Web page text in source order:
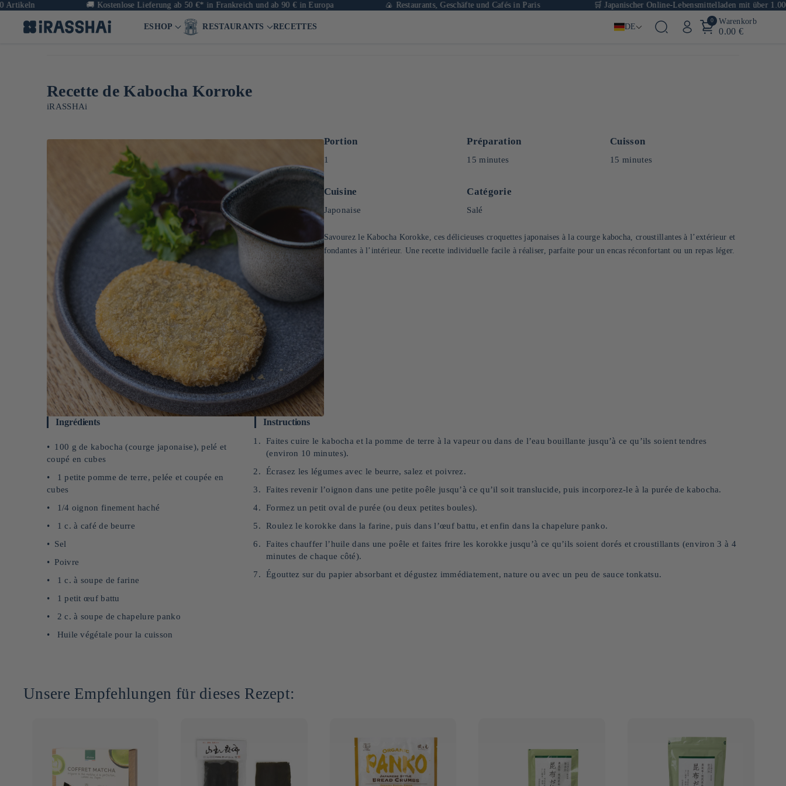
Kostenlose Lieferung ab 50 €* in Frankreich und ab 90 € in Europa 🍙 Restaurants, Geschäfte und Cafés in Paris 🛒 Japanischer Online-Lebensmittelladen mit über 1.000
ESHOP RESTAURANTS RECETTES DE
0 Warenkorb
0.00 €
Recette de Kabocha Korroke
iRASSHAi
Portion
1
Préparation
15 minutes
Cuisson
15 minutes
Cuisine
Japonaise
Catégorie
Salé
Savourez le Kabocha Korokke, ces délicieuses croquettes japonaises à la courge kabocha, croustillantes à l’extérieur et
fondantes à l’intérieur. Une recette individuelle facile à réaliser, parfaite pour un encas réconfortant ou un repas léger.
Ingrédients
100 g de kabocha (courge japonaise), pelé et
coupé en cubes
1 petite pomme de terre, pelée et coupée en
cubes
1/4 oignon finement haché
1 c. à café de beurre
Sel
Poivre
1 c. à soupe de farine
1 petit œuf battu
2 c. à soupe de chapelure panko
Huile végétale pour la cuisson
Instructions
Faites cuire le kabocha et la pomme de terre à la vapeur ou dans de l’eau bouillante jusqu’à ce qu’ils soient tendres
(environ 10 minutes).
Écrasez les légumes avec le beurre, salez et poivrez.
Faites revenir l’oignon dans une petite poêle jusqu’à ce qu’il soit translucide, puis incorporez-le à la purée de kabocha.
Formez un petit oval de purée (ou deux petites boules).
Roulez le korokke dans la farine, puis dans l’œuf battu, et enfin dans la chapelure panko.
Faites chauffer l’huile dans une poêle et faites frire les korokke jusqu’à ce qu’ils soient dorés et croustillants (environ 3 à 4
minutes de chaque côté).
Égouttez sur du papier absorbant et dégustez immédiatement, nature ou avec un peu de sauce tonkatsu.
Unsere Empfehlungen für dieses Rezept: